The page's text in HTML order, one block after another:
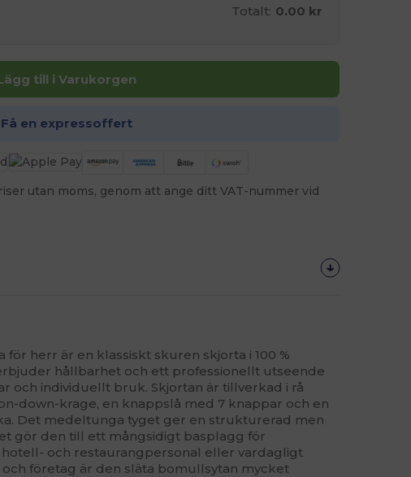
Totalt: 0.00 kr
till i Varukorgen
Få en expressoffert
utan moms, genom att ange ditt VAT-nummer vid
för herr är en klassiskt skuren skjorta i 100 %
hållbarhet och ett professionellt utseende
och individuellt bruk. Skjortan är tillverkad i rå
down-krage, en knappslå med 7 knappar och en
Det medeltunga tyget ger en strukturerad men
gör den till ett mångsidigt basplagg för
och restaurangpersonal eller vardagligt
företag är den släta bomullsytan mycket